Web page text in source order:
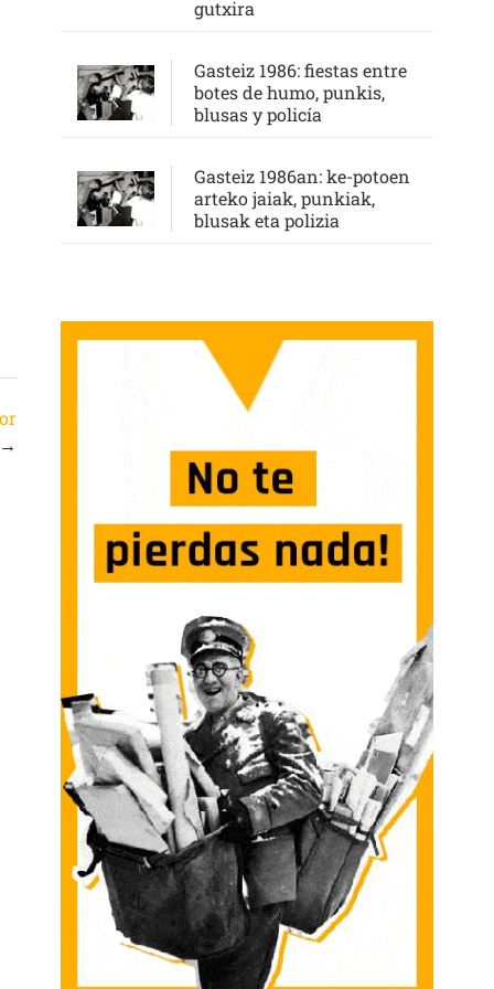
gutxira
Gasteiz 1986: fiestas entre
botes de humo, punkis,
blusas y policía
Gasteiz 1986an: ke-potoen
arteko jaiak, punkiak,
blusak eta polizia